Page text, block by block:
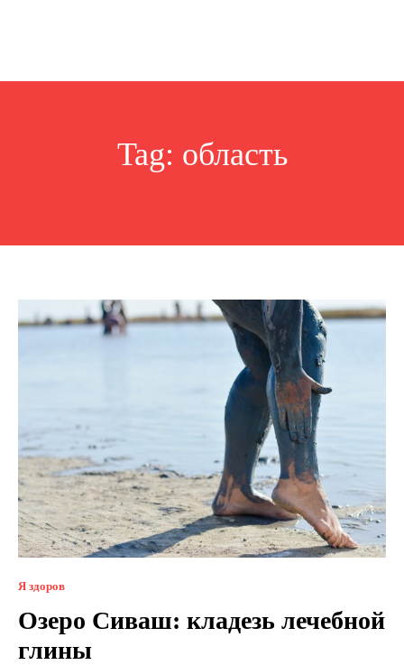
Tag: область
Я здоров
Озеро Сиваш: кладезь лечебной
глины